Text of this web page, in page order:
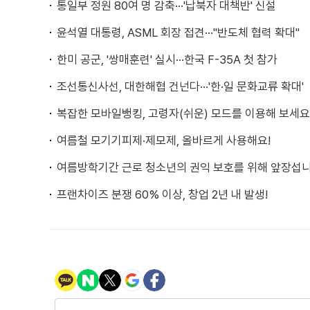
통일부 정원 80여 명 감축···'납북자 대책반' 신설
윤석열 대통령, ASML 회장 접견···"반도체 협력 확대"
한미 공군, '쌍매훈련' 실시···한국 F-35A 첫 참가
조선통신사선, 대한해협 건넌다···'한·일 문화교류 확대'
복잡한 모바일뱅킹, 고령자(쉬운) 모드를 이용해 보세요
여름철 모기기피제·제모제, 올바르게 사용해요!
여름방학기간 근로 청소년의 권익 보호를 위해 앞장섭
프랜차이즈 분쟁 60% 이상, 창업 2년 내 발생!